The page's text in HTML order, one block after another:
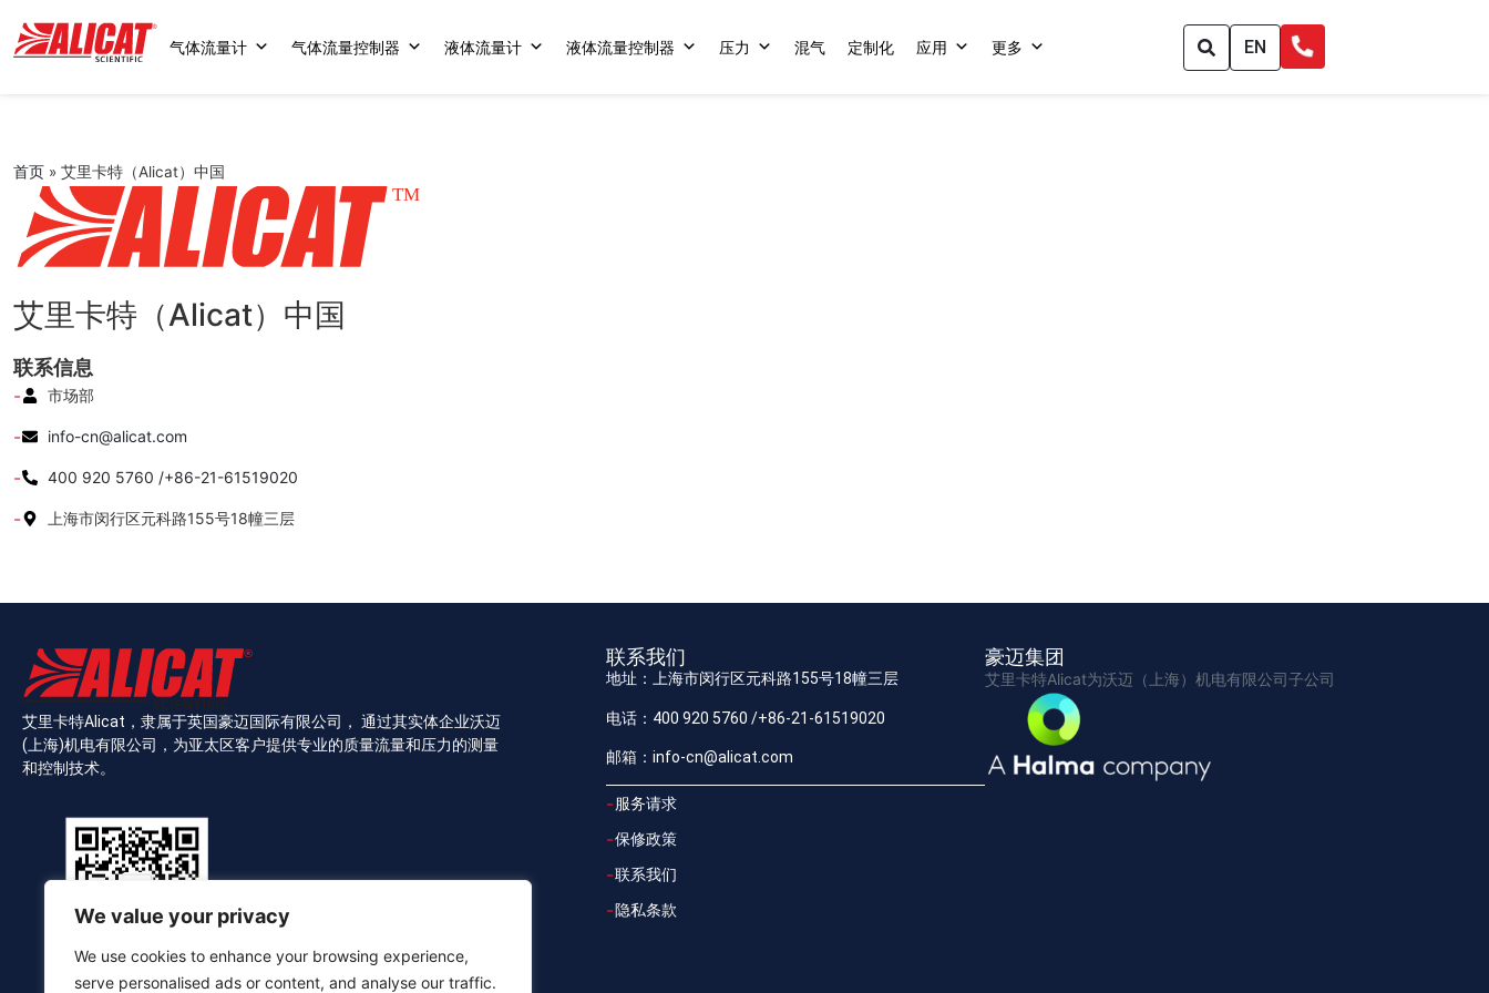
We value your privacy
We use cookies to enhance your browsing experience,
serve personalised ads or content, and analyse our traffic.
气体流量计 气体流量控制器 液体流量计 液体流量控制器 压力 混气 定制化 应用 更多 EN
首页 » 艾里卡特（Alicat）中国
艾里卡特（Alicat）中国
联系信息
市场部
info-cn@alicat.com
400 920 5760 /+86-21-61519020
上海市闵行区元科路155号18幢三层
艾里卡特Alicat，隶属于英国豪迈国际有限公司， 通过其实体企业沃迈
(上海)机电有限公司，为亚太区客户提供专业的质量流量和压力的测量
和控制技术。
扫描关注官方公众号
联系我们
地址：上海市闵行区元科路155号18幢三层
电话：400 920 5760 /+86-21-61519020
邮箱：info-cn@alicat.com
服务请求
保修政策
联系我们
隐私条款
豪迈集团
艾里卡特Alicat为沃迈（上海）机电有限公司子公司